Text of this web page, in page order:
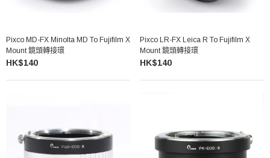
Pixco MD-FX Minolta MD To Fujifilm X
Mount 鏡頭轉接環
HK$140
Pixco LR-FX Leica R To Fujifilm X
Mount 鏡頭轉接環
HK$140